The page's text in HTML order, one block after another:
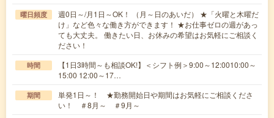
曜日頻度
週0日～/月1日～OK！ （月～日のあいだ） ★「火曜と木曜だ
け」など色々な働き方ができます！ ★お仕事ゼロの週があっ
ても大丈夫。 働きたい日、お休みの希望はお気軽にご相談く
ださい！
時間
【1日3時間～も相談OK!】＜シフト例＞9:00～12:0010:00～
15:00 12:00～17…
期間
単発1日～！ ★勤務開始日や期間はお気軽にご相談くださ
い！ ＃8月～ ＃9月～